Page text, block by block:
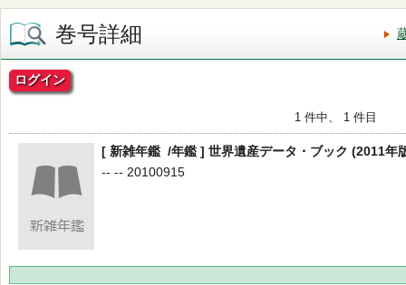
巻号詳細
ログイン
1 件中、 1 件目
[ 新雑年鑑 /年鑑 ] 世界遺産データ・ブック (2011年
-- -- 20100915